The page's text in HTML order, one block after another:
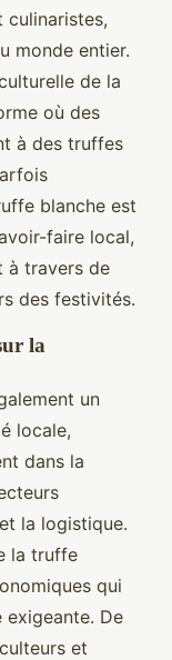
culinaristes,
monde entier.
de la
où des
à des truffes
blanche est
faire local,
à travers de
des festivités.
la
un
locale,
dans la
la logistique.
la truffe
qui
De
et